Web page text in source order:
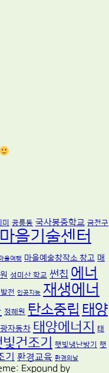
공릉동 국사봉중학교 금천구
마을기술센터
을여행 마을예술창작소 창고 매
성미산 학교 썬칩 에너
전 인공지능 재생에너
정해원 탄소중립 태양
자동차 태양에너지
태
건조기 햇빛냉난방기
햇
환경교육 환경의날
Expound by